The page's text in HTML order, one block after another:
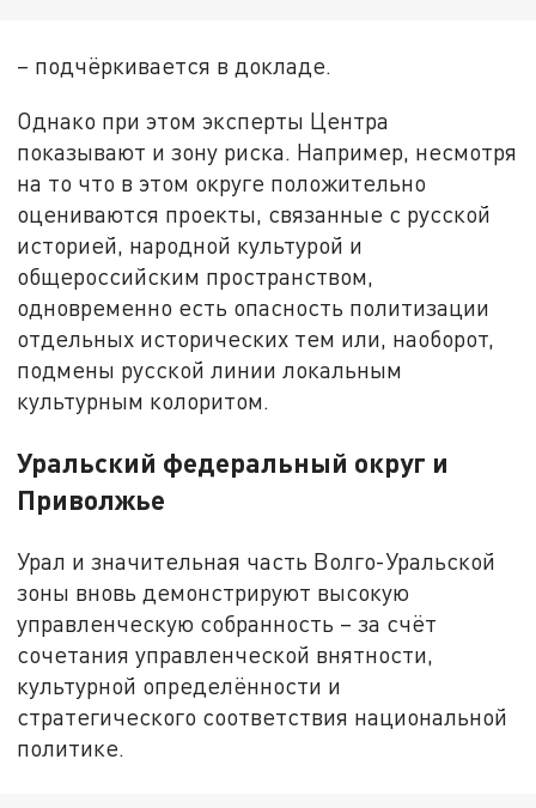
– подчёркивается в докладе.
Однако при этом эксперты Центра
показывают и зону риска. Например, несмотря
на то что в этом округе положительно
оцениваются проекты, связанные с русской
историей, народной культурой и
общероссийским пространством,
одновременно есть опасность политизации
отдельных исторических тем или, наоборот,
подмены русской линии локальным
культурным колоритом.
Уральский федеральный округ и
Приволжье
Урал и значительная часть Волго-Уральской
зоны вновь демонстрируют высокую
управленческую собранность – за счёт
сочетания управленческой внятности,
культурной определённости и
стратегического соответствия национальной
политике.